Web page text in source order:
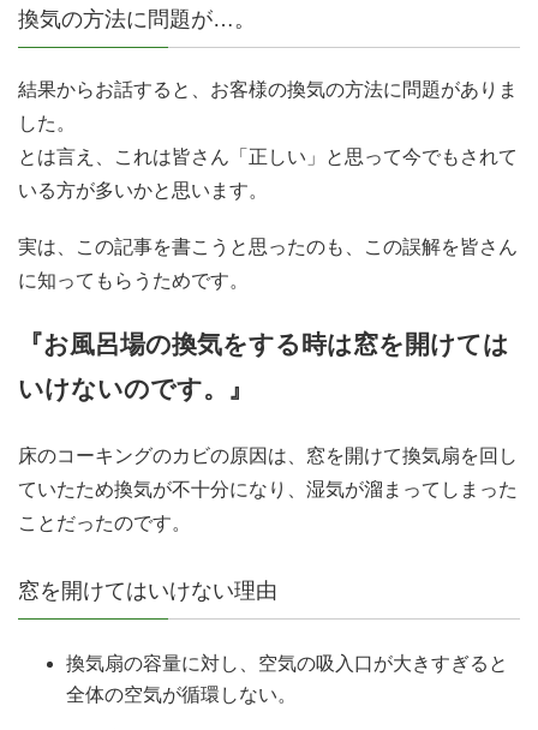
換気の方法に問題が…。
結果からお話すると、お客様の換気の方法に問題がありま
した。
とは言え、これは皆さん「正しい」と思って今でもされて
いる方が多いかと思います。
実は、この記事を書こうと思ったのも、この誤解を皆さん
に知ってもらうためです。
『お風呂場の換気をする時は窓を開けては
いけないのです。』
床のコーキングのカビの原因は、窓を開けて換気扇を回し
ていたため換気が不十分になり、湿気が溜まってしまった
ことだったのです。
窓を開けてはいけない理由
換気扇の容量に対し、空気の吸入口が大きすぎると
全体の空気が循環しない。